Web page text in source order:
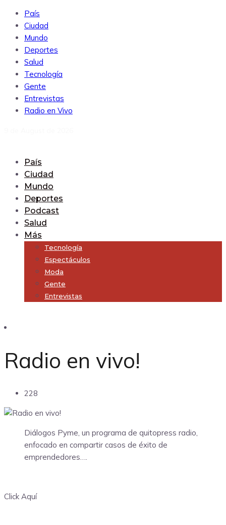
País
Ciudad
Mundo
Deportes
Salud
Tecnología
Gente
Entrevistas
Radio en Vivo
País
Ciudad
Mundo
Deportes
Podcast
Salud
Más
Tecnología
Espectáculos
Moda
Gente
Entrevistas
Radio en vivo!
228
Diálogos Pyme, un programa de quitopress radio,
enfocado en compartir casos de éxito de
emprendedores….
Click Aquí